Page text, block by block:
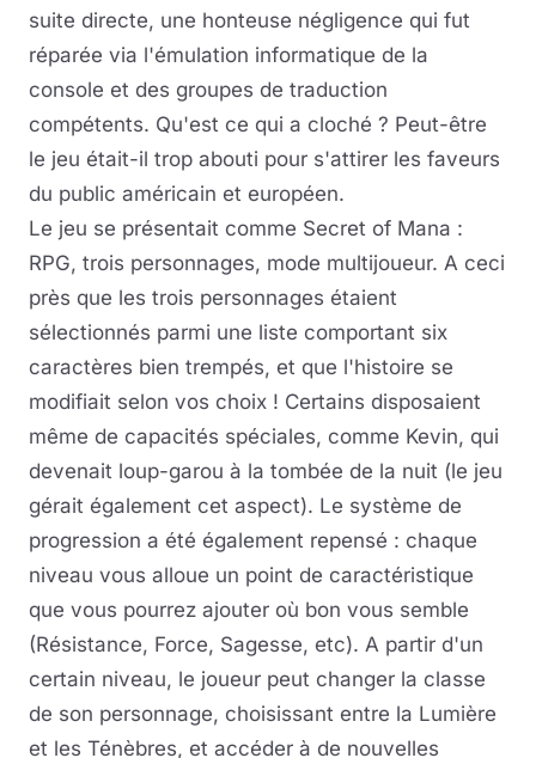
suite directe, une honteuse négligence qui fut
réparée via l'émulation informatique de la
console et des groupes de traduction
compétents. Qu'est ce qui a cloché ? Peut-être
le jeu était-il trop abouti pour s'attirer les faveurs
du public américain et européen.
Le jeu se présentait comme Secret of Mana :
RPG, trois personnages, mode multijoueur. A ceci
près que les trois personnages étaient
sélectionnés parmi une liste comportant six
caractères bien trempés, et que l'histoire se
modifiait selon vos choix ! Certains disposaient
même de capacités spéciales, comme Kevin, qui
devenait loup-garou à la tombée de la nuit (le jeu
gérait également cet aspect). Le système de
progression a été également repensé : chaque
niveau vous alloue un point de caractéristique
que vous pourrez ajouter où bon vous semble
(Résistance, Force, Sagesse, etc). A partir d'un
certain niveau, le joueur peut changer la classe
de son personnage, choisissant entre la Lumière
et les Ténèbres, et accéder à de nouvelles